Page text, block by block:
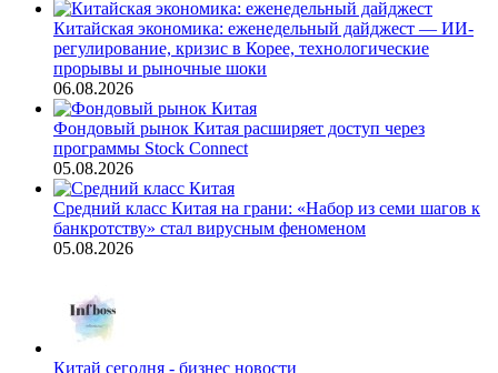
Китайская экономика: еженедельный дайджест — ИИ-
регулирование, кризис в Корее, технологические
прорывы и рыночные шоки
06.08.2026
Фондовый рынок Китая расширяет доступ через
программы Stock Connect
05.08.2026
Средний класс Китая на грани: «Набор из семи шагов к
банкротству» стал вирусным феноменом
05.08.2026
Китай сегодня - бизнес новости